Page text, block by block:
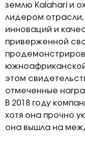
землю Kalahari и
лидером отрасли,
инноваций и
приверженной
этом
отмеченные
В 2018 году
хотя она прочно
она вышла на